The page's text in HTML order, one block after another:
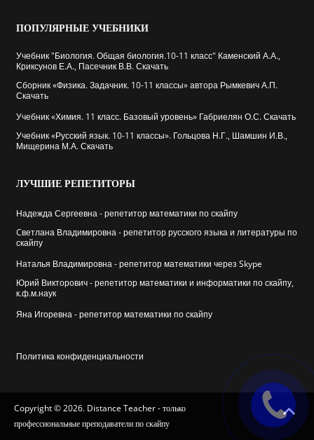
ПОПУЛЯРНЫЕ УЧЕБНИКИ
Учебник "Биология. Общая биология.10-11 класс" Каменский А.А.,
Криксунов Е.А., Пасечник В.В. Скачать
Сборник «Физика. Задачник. 10-11 классы» автора Рымкевич А.П.
Скачать
Учебник «Химия. 11 класс. Базовый уровень» Габриелян О.С. Скачать
Учебник «Русский язык. 10-11 классы». Гольцова Н.Г., Шамшин И.В.,
Мищерина М.А. Скачать
ЛУЧШИЕ РЕПЕТИТОРЫ
Надежда Сергеевна - репетитор математики по скайпу
Cветлана Владимировна - репетитор русского языка и литературы по
скайпу
Наталья Владимировна - репетитор математики через Skype
Юрий Викторович - репетитор математики и информатики по скайпу,
к.ф.м.наук
Яна Игоревна - репетитор математики по скайпу
Политика конфиденциальности
Copyright © 2026. Distance Teacher - только
профессиональные преподаватели по скайпу